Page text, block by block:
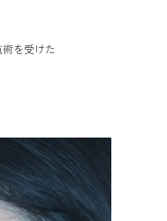
を受けた